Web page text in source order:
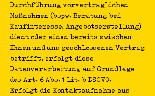
Durchführung vorvertraglichen
Maßnahmen (bspw. Beratung bei
Kaufinteresse, Angebotserstellung)
dient oder einen bereits zwischen
Ihnen und uns geschlossenen Vertrag
betrifft, erfolgt diese
Datenverarbeitung auf Grundlage
des Art. 6 Abs. 1 lit. b DSGVO.
Erfolgt die Kontaktaufnahme aus